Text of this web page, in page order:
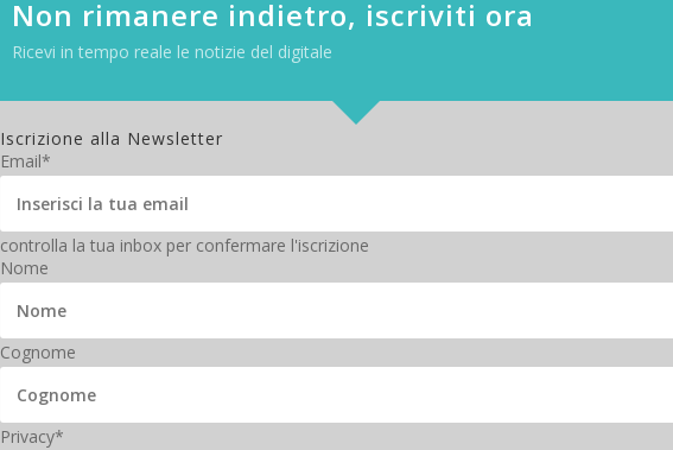
Non rimanere indietro, iscriviti ora
Ricevi in tempo reale le notizie del digitale
Iscrizione alla Newsletter
Email*
controlla la tua inbox per confermare l'iscrizione
Nome
Cognome
Privacy*